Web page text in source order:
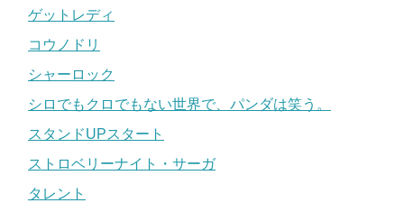
ゲットレディ
コウノドリ
シャーロック
シロでもクロでもない世界で、パンダは笑う。
スタンドUPスタート
ストロベリーナイト・サーガ
タレント